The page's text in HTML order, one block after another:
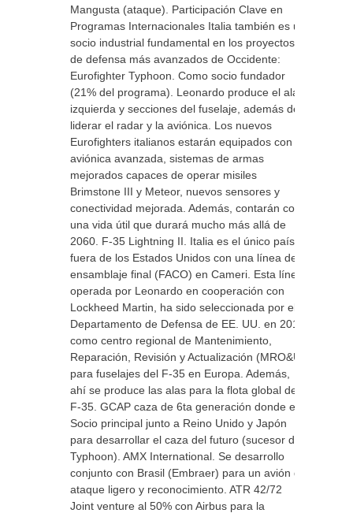
Mangusta (ataque). Participación Clave en
Programas Internacionales Italia también es un
socio industrial fundamental en los proyectos
de defensa más avanzados de Occidente:
Eurofighter Typhoon. Como socio fundador
(21% del programa). Leonardo produce el ala
izquierda y secciones del fuselaje, además de
liderar el radar y la aviónica. Los nuevos
Eurofighters italianos estarán equipados con
aviónica avanzada, sistemas de armas
mejorados capaces de operar misiles
Brimstone III y Meteor, nuevos sensores y
conectividad mejorada. Además, contarán con
una vida útil que durará mucho más allá de
2060. F-35 Lightning II. Italia es el único país
fuera de los Estados Unidos con una línea de
ensamblaje final (FACO) en Cameri. Esta línea,
operada por Leonardo en cooperación con
Lockheed Martin, ha sido seleccionada por el
Departamento de Defensa de EE. UU. en 2014
como centro regional de Mantenimiento,
Reparación, Revisión y Actualización (MRO&U)
para fuselajes del F-35 en Europa. Además,
ahí se produce las alas para la flota global de
F-35. GCAP caza de 6ta generación donde es
Socio principal junto a Reino Unido y Japón
para desarrollar el caza del futuro (sucesor del
Typhoon). AMX International. Se desarrollo
conjunto con Brasil (Embraer) para un avión de
ataque ligero y reconocimiento. ATR 42/72
Joint venture al 50% con Airbus para la